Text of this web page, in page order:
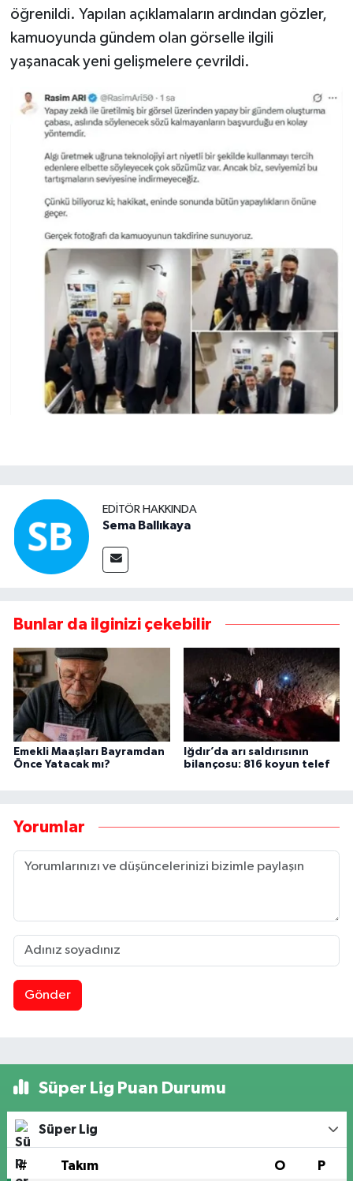
öğrenildi. Yapılan açıklamaların ardından gözler,
kamuoyunda gündem olan görselle ilgili
yaşanacak yeni gelişmelere çevrildi.
EDITÖR HAKKINDA
Sema Ballıkaya
Bunlar da ilginizi çekebilir
Emekli Maaşları Bayramdan
Önce Yatacak mı?
Iğdır’da arı saldırısının
bilançosu: 816 koyun telef
Yorumlar
Gönder
Süper Lig Puan Durumu
Süper Lig
# Takım O P